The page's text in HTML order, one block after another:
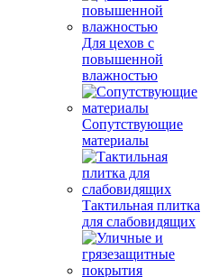
Для цехов с
повышенной
влажностью
Сопутствующие
материалы
Тактильная плитка
для слабовидящих